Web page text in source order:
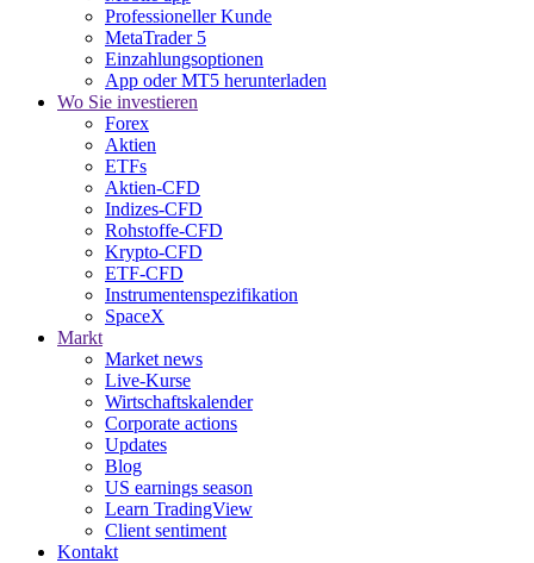
Professioneller Kunde
MetaTrader 5
Einzahlungsoptionen
App oder MT5 herunterladen
Wo Sie investieren
Forex
Aktien
ETFs
Aktien-CFD
Indizes-CFD
Rohstoffe-CFD
Krypto-CFD
ETF-CFD
Instrumentenspezifikation
SpaceX
Markt
Market news
Live-Kurse
Wirtschaftskalender
Corporate actions
Updates
Blog
US earnings season
Learn TradingView
Client sentiment
Kontakt